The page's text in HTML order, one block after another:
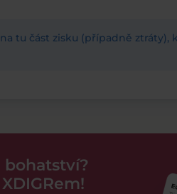
tu část zisku (případně
bohatství?